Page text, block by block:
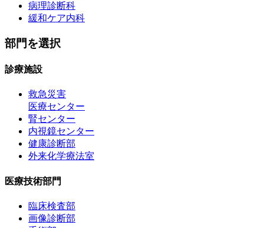
病理診断科
緩和ケア内科
部門を選択
診療施設
救急災害
医療センター
腎センター
内視鏡センター
健康診断部
外来化学療法室
医療技術部門
臨床検査部
画像診断部